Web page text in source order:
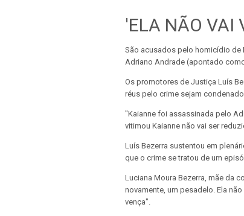
'ELA NÃO VAI
São acusados pelo homicídio de
Adriano Andrade (apontado
Os promotores de Justiça Luís
réus pelo crime sejam
"Kaianne foi assassinada pelo
vitimou Kaianne não vai ser
Luís Bezerra sustentou em
que o crime se tratou de um
Luciana Moura Bezerra, mãe da
novamente, um pesadelo. Ela
vença".